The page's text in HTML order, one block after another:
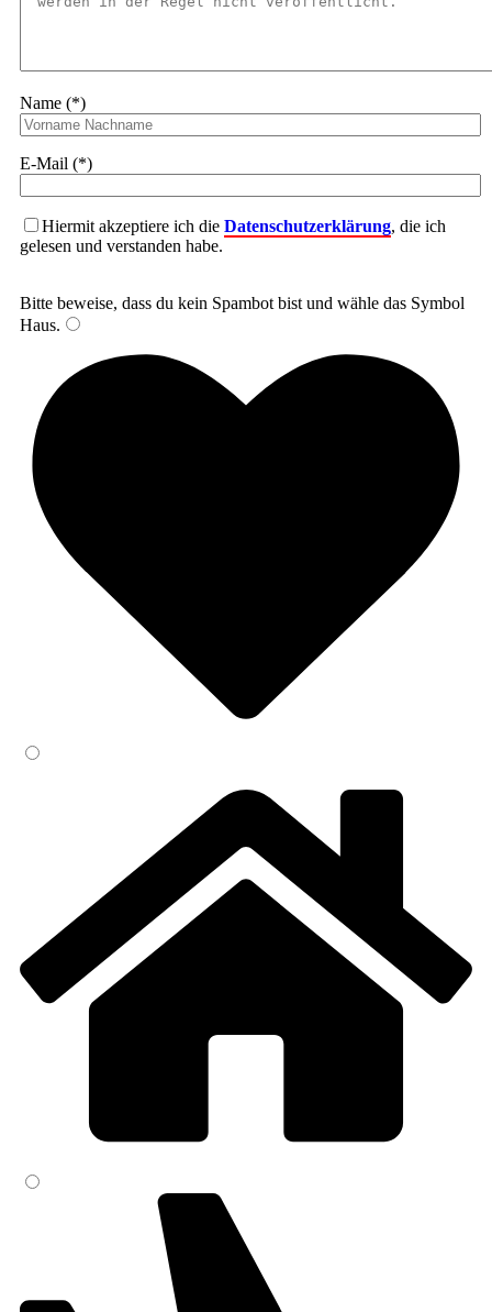
Name (*)
E-Mail (*)
Hiermit akzeptiere ich die Datenschutzerklärung, die ich
gelesen und verstanden habe.
Bitte beweise, dass du kein Spambot bist und wähle das Symbol
Haus.